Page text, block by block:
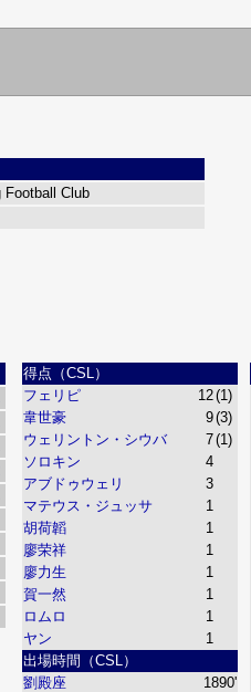
Football Club
得点（CSL）
フェリピ
12(1)
韋世豪
9(3)
ウェリントン・シウバ
7(1)
ソロキン
4
アブドゥウェリ
3
マテウス・ジュッサ
1
胡荷韜
1
廖荣祥
1
廖力生
1
賀一然
1
ロムロ
1
ヤン
1
出場時間（CSL）
劉殿座
1890'